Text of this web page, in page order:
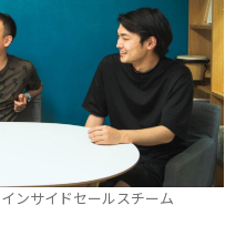
ンサイドセールスチーム